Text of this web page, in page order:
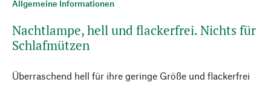
Allgemeine Informationen
Nachtlampe, hell und flackerfrei. Nichts für
Schlafmützen
Überraschend hell für ihre geringe Größe und flackerfrei